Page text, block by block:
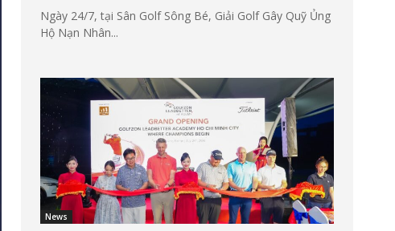
Ngày 24/7, tại Sân Golf Sông Bé, Giải Golf Gây Quỹ Ủng
Hộ Nạn Nhân...
News